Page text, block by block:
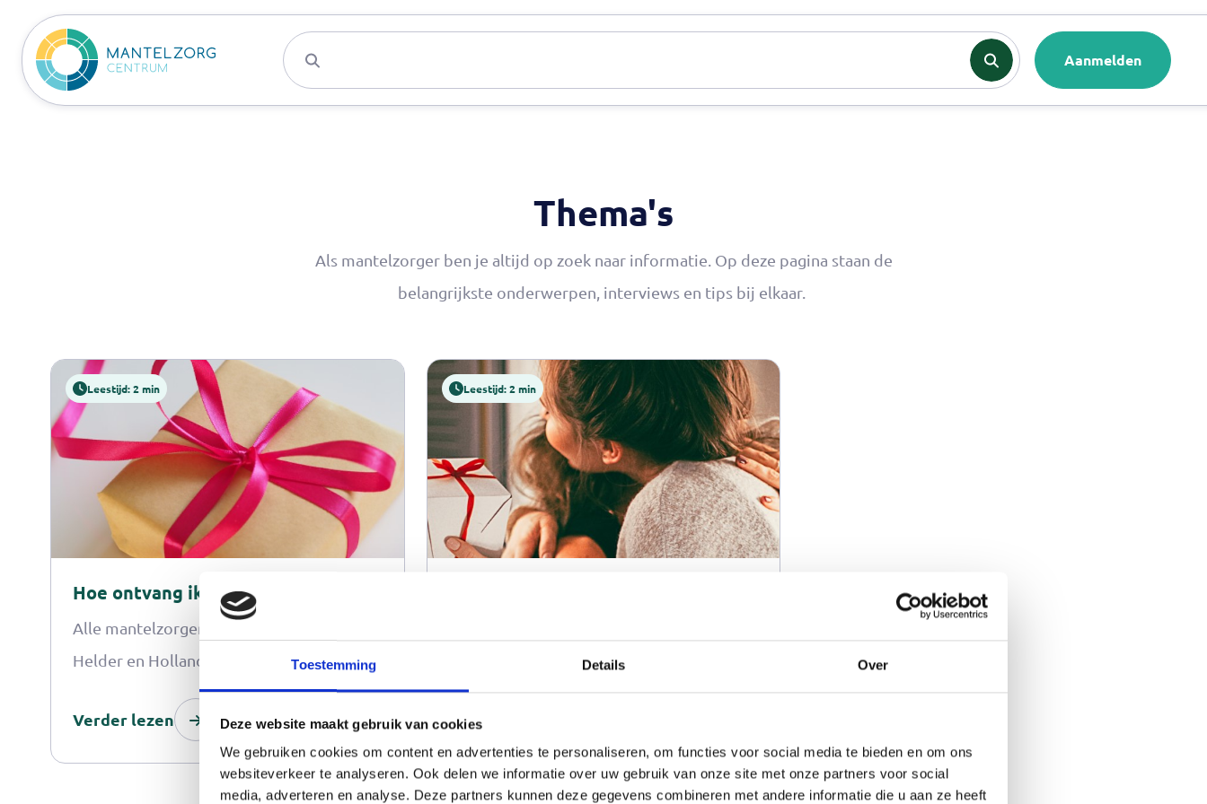
Toestemming Details Over
Deze website maakt gebruik van cookies
We gebruiken cookies om content en advertenties te personaliseren, om functies voor social media te bieden en om ons
websiteverkeer te analyseren. Ook delen we informatie over uw gebruik van onze site met onze partners voor social
media, adverteren en analyse. Deze partners kunnen deze gegevens combineren met andere informatie die u aan ze heeft
Aanmelden
Thema's
Als mantelzorger ben je altijd op zoek naar informatie. Op deze pagina staan de
belangrijkste onderwerpen, interviews en tips bij elkaar.
Leestijd: 2 min
Hoe ontvang ik de waardering?
Alle mantelzorgers in Schagen, Den
Helder en Hollands Kroon, die staan
ingeschreven bij het Mantelzorgcentrum,
ontvangen een waardering vanuit hun
gemeente. De waardering bestaat uit een
digitale VVV cadeaukaart. Sta je bij het
Verder lezen
Leestijd: 2 min
mantelzorgers op haar eigen manier. De
ene gemeente doet dat in de vorm van
een vergoeding of een waardebon, de
andere gemeente laat het
Mantelzorgcentrum extra activiteiten
Verder lezen